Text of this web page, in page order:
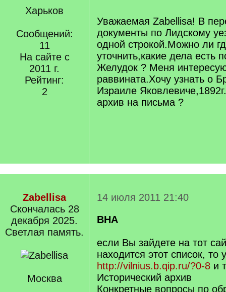
Харьков
Сообщений:
11
На сайте с
2011 г.
Рейтинг:
2
Уважаемая Zabellisa! В
документы по Лидскому
одной строкой.Можно ли
уточнить,какие дела есть
Желудок ? Меня
раввината.Хочу узнать о
Израиле
архив на письма ?
Zabellisa
Cкончалась 28
декабря 2025.
Светлая память.
Москва
14 июля 2011 21:40
ВНА
если Вы зайдете на тот
находится этот список,
http://vilnius.b.qip.ru/?0-8 и
Исторический архив
Конкретные вопросы по